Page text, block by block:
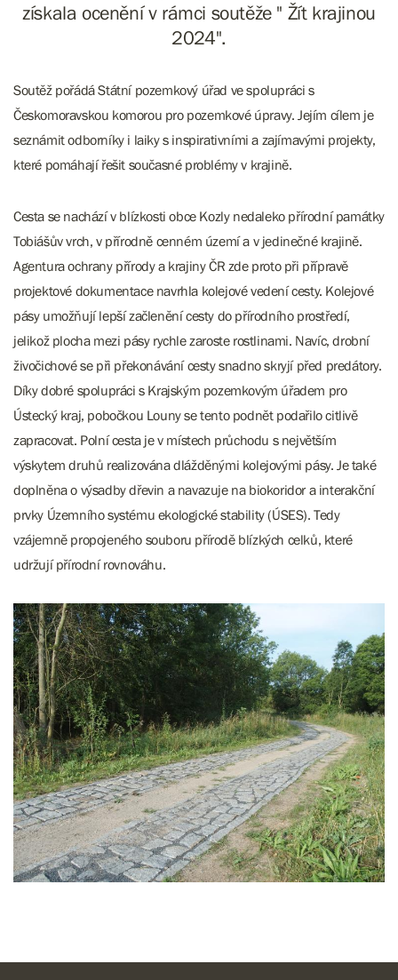
získala ocenění v rámci soutěže " Žít krajinou
2024".
Soutěž pořádá Státní pozemkový úřad ve spolupráci s
Českomoravskou komorou pro pozemkové úpravy. Jejím cílem je
seznámit odborníky i laiky s inspirativními a zajímavými projekty,
které pomáhají řešit současné problémy v krajině.
Cesta se nachází v blízkosti obce Kozly nedaleko přírodní památky
Tobiášův vrch, v přírodně cenném území a v jedinečné krajině.
Agentura ochrany přírody a krajiny ČR zde proto při přípravě
projektové dokumentace navrhla kolejové vedení cesty. Kolejové
pásy umožňují lepší začlenění cesty do přírodního prostředí,
jelikož plocha mezi pásy rychle zaroste rostlinami. Navíc, drobní
živočichové se při překonávání cesty snadno skryjí před predátory.
Díky dobré spolupráci s Krajským pozemkovým úřadem pro
Ústecký kraj, pobočkou Louny se tento podnět podařilo citlivě
zapracovat. Polní cesta je v místech průchodu s největším
výskytem druhů realizována dlážděnými kolejovými pásy. Je také
doplněna o výsadby dřevin a navazuje na biokoridor a interakční
prvky Územního systému ekologické stability (ÚSES). Tedy
vzájemně propojeného souboru přírodě blízkých celků, které
udržují přírodní rovnováhu.